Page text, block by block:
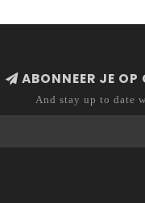
ABONNEER JE OP
And stay up to date